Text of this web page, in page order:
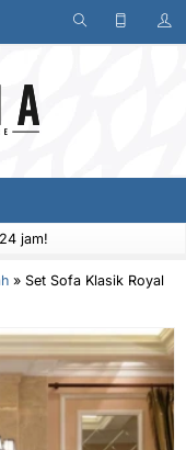
jam!
» Set Sofa Klasik Royal